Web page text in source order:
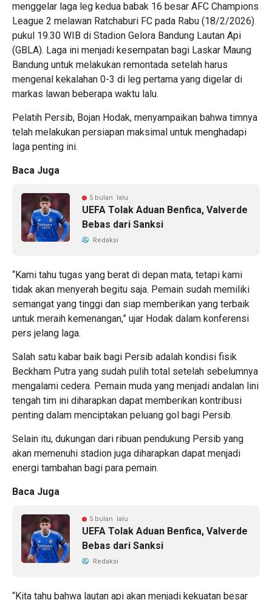
menggelar laga leg kedua babak 16 besar AFC Champions
League 2 melawan Ratchaburi FC pada Rabu (18/2/2026)
pukul 19.30 WIB di Stadion Gelora Bandung Lautan Api
(GBLA). Laga ini menjadi kesempatan bagi Laskar Maung
Bandung untuk melakukan remontada setelah harus
mengenal kekalahan 0-3 di leg pertama yang digelar di
markas lawan beberapa waktu lalu.
Pelatih Persib, Bojan Hodak, menyampaikan bahwa timnya
telah melakukan persiapan maksimal untuk menghadapi
laga penting ini.
Baca Juga
5 bulan lalu
UEFA Tolak Aduan Benfica, Valverde
Bebas dari Sanksi
Redaksi
“Kami tahu tugas yang berat di depan mata, tetapi kami
tidak akan menyerah begitu saja. Pemain sudah memiliki
semangat yang tinggi dan siap memberikan yang terbaik
untuk meraih kemenangan,” ujar Hodak dalam konferensi
pers jelang laga.
Salah satu kabar baik bagi Persib adalah kondisi fisik
Beckham Putra yang sudah pulih total setelah sebelumnya
mengalami cedera. Pemain muda yang menjadi andalan lini
tengah tim ini diharapkan dapat memberikan kontribusi
penting dalam menciptakan peluang gol bagi Persib.
Selain itu, dukungan dari ribuan pendukung Persib yang
akan memenuhi stadion juga diharapkan dapat menjadi
energi tambahan bagi para pemain.
Baca Juga
5 bulan lalu
UEFA Tolak Aduan Benfica, Valverde
Bebas dari Sanksi
Redaksi
“Kita tahu bahwa lautan api akan menjadi kekuatan besar